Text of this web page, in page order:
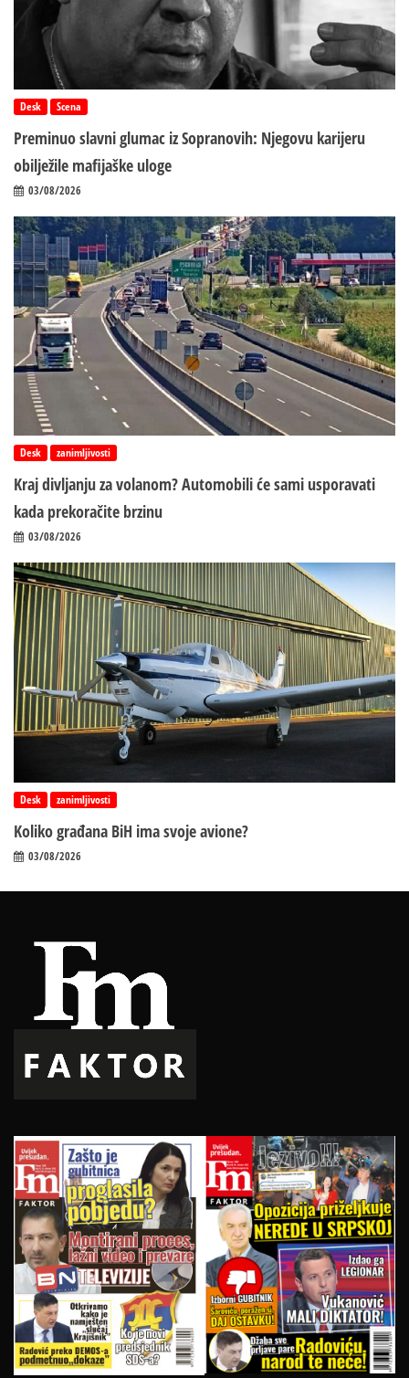
Desk Scena
Preminuo slavni glumac iz Sopranovih: Njegovu karijeru
obilježile mafijaške uloge
03/08/2026
Desk zanimljivosti
Kraj divljanju za volanom? Automobili će sami usporavati
kada prekoračite brzinu
03/08/2026
Desk zanimljivosti
Koliko građana BiH ima svoje avione?
03/08/2026